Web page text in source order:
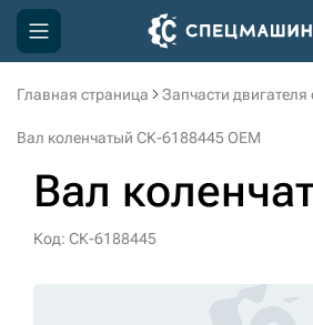
Главная страница Запчасти двигателя
Вал коленчатый СК-6188445 OEM
Вал
Код: СК-6188445
Компания
Доставка и оплата
Информация